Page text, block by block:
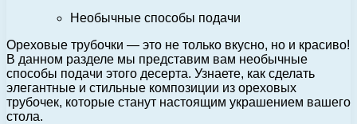
Необычные способы подачи
Ореховые трубочки — это не только вкусно, но и красиво!
В данном разделе мы представим вам необычные
способы подачи этого десерта. Узнаете, как сделать
элегантные и стильные композиции из ореховых
трубочек, которые станут настоящим украшением вашего
стола.